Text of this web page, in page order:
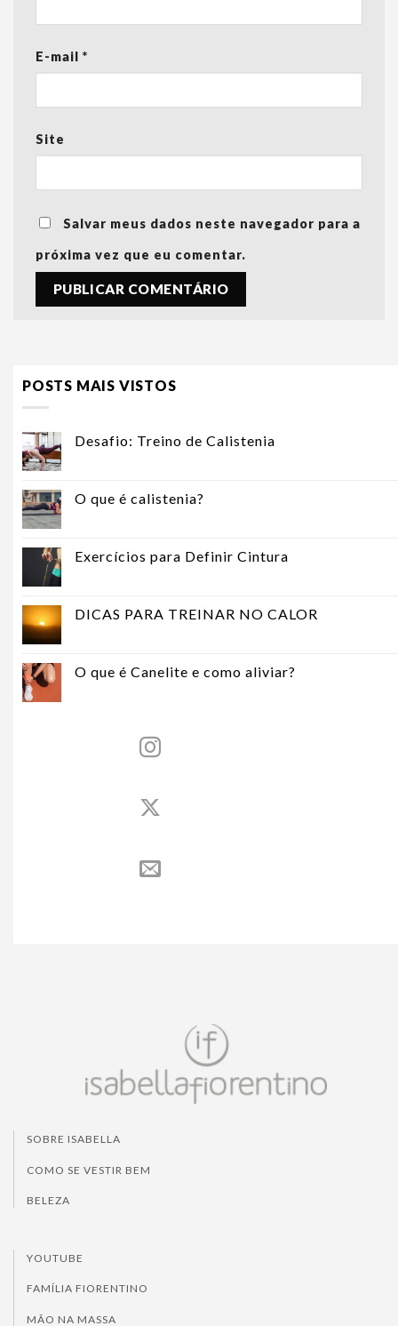
E-mail *
Site
Salvar meus dados neste navegador para a
próxima vez que eu comentar.
POSTS MAIS VISTOS
Desafio: Treino de Calistenia
O que é calistenia?
Exercícios para Definir Cintura
DICAS PARA TREINAR NO CALOR
O que é Canelite e como aliviar?
SOBRE ISABELLA
COMO SE VESTIR BEM
BELEZA
YOUTUBE
FAMÍLIA FIORENTINO
MÃO NA MASSA